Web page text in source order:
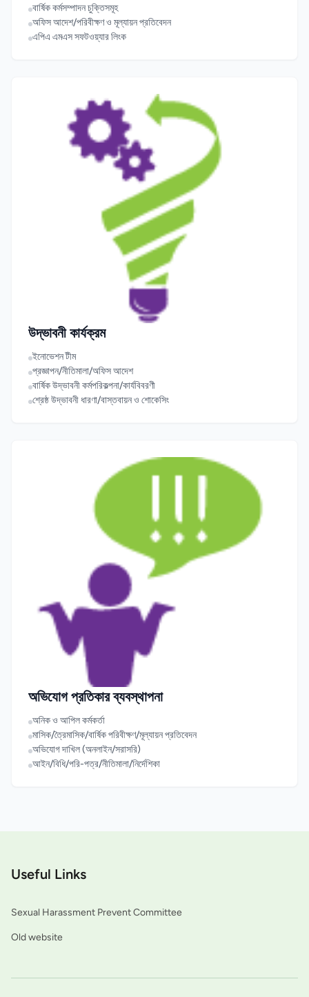
বার্ষিক কর্মসম্পাদন চুক্তিসমূহ
অফিস আদেশ/পরিবীক্ষণ ও মূল্যায়ন প্রতিবেদন
এপিএ এমএস সফটওয়্যার লিংক
উদ্ভাবনী কার্যক্রম
ইনোভেশন টীম
প্রজ্ঞাপন/নীতিমালা/অফিস আদেশ
বার্ষিক উদ্ভাবনী কর্মপরিকল্পনা/কার্যবিবরণী
শ্রেষ্ঠ উদ্ভাবনী ধারণা/বাস্তবায়ন ও শোকেসিং
অভিযোগ প্রতিকার ব্যবস্থাপনা
অনিক ও আপিল কর্মকর্তা
মাসিক/ত্রৈমাসিক/বার্ষিক পরিবীক্ষণ/মূল্যায়ন প্রতিবেদন
অভিযোগ দাখিল (অনলাইন/সরাসরি)
আইন/বিধি/পরি-পত্র/নীতিমালা/নির্দেশিকা
Useful Links
Sexual Harassment Prevent Committee
Old website